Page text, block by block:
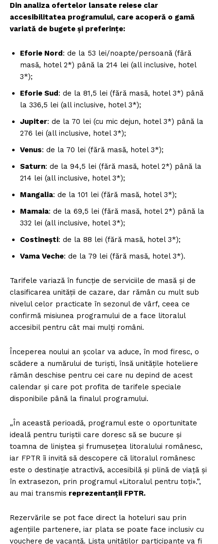
Din analiza ofertelor lansate reiese clar
accesibilitatea programului, care acoperă o gamă
variată de bugete și preferințe:
Eforie Nord: de la 53 lei/noapte/persoană (fără
masă, hotel 2*) până la 214 lei (all inclusive, hotel
3*);
Eforie Sud: de la 81,5 lei (fără masă, hotel 3*) până
la 336,5 lei (all inclusive, hotel 3*);
Jupiter: de la 70 lei (cu mic dejun, hotel 3*) până la
276 lei (all inclusive, hotel 3*);
Venus: de la 70 lei (fără masă, hotel 3*);
Saturn: de la 94,5 lei (fără masă, hotel 2*) până la
214 lei (all inclusive, hotel 3*);
Mangalia: de la 101 lei (fără masă, hotel 3*);
Mamaia: de la 69,5 lei (fără masă, hotel 2*) până la
332 lei (all inclusive, hotel 3*);
Costinești: de la 88 lei (fără masă, hotel 3*);
Vama Veche: de la 79 lei (fără masă, hotel 3*).
Tarifele variază în funcție de serviciile de masă și de
clasificarea unității de cazare, dar rămân cu mult sub
nivelul celor practicate în sezonul de vârf, ceea ce
confirmă misiunea programului de a face litoralul
accesibil pentru cât mai mulți români.
Începerea noului an școlar va aduce, în mod firesc, o
scădere a numărului de turiști, însă unitățile hoteliere
rămân deschise pentru cei care nu depind de acest
calendar și care pot profita de tarifele speciale
disponibile până la finalul programului.
„În această perioadă, programul este o oportunitate
ideală pentru turiștii care doresc să se bucure și
toamna de liniștea și frumusețea litoralului românesc,
iar FPTR îi invită să descopere că litoralul românesc
este o destinație atractivă, accesibilă și plină de viață și
în extrasezon, prin programul «Litoralul pentru toți».”,
au mai transmis reprezentanții FPTR.
Rezervările se pot face direct la hoteluri sau prin
agențiile partenere, iar plata se poate face inclusiv cu
vouchere de vacanță. Lista unităților participante va fi